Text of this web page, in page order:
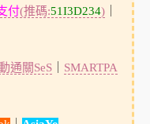
付(推碼:51I3D234)｜
通關SeS｜ SMARTPA